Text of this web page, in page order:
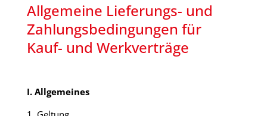
Allgemeine Lieferungs- und
Zahlungsbedingungen für
Kauf- und Werkverträge
I. Allgemeines